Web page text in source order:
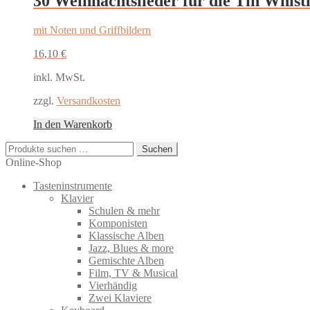
mit Noten und Griffbildern
16,10 €
inkl. MwSt.
zzgl. Versandkosten
In den Warenkorb
Suchen
nach:
Suchen
Online-Shop
Tasteninstrumente
Klavier
Schulen & mehr
Komponisten
Klassische Alben
Jazz, Blues & more
Gemischte Alben
Film, TV & Musical
Vierhändig
Zwei Klaviere